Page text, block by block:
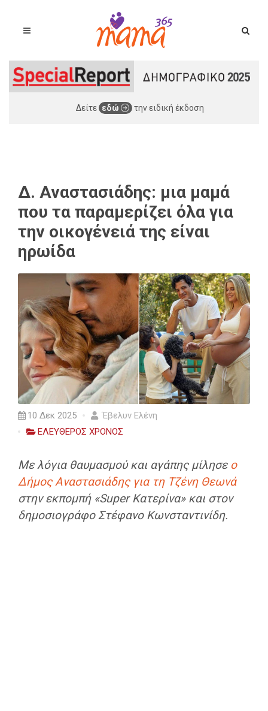
Δείτε εδώ την ειδική έκδοση
Δ. Αναστασιάδης: μια μαμά
που τα παραμερίζει όλα για
την οικογένειά της είναι
ηρωίδα
10 Δεκ 2025
Έβελυν Ελένη
ΕΛΕΥΘΕΡΟΣ ΧΡΟΝΟΣ
Με λόγια θαυμασμού και αγάπης μίλησε ο
Δήμος Αναστασιάδης για τη Τζένη Θεωνά
στην εκπομπή «Super Κατερίνα» και στον
δημοσιογράφο Στέφανο Κωνσταντινίδη.